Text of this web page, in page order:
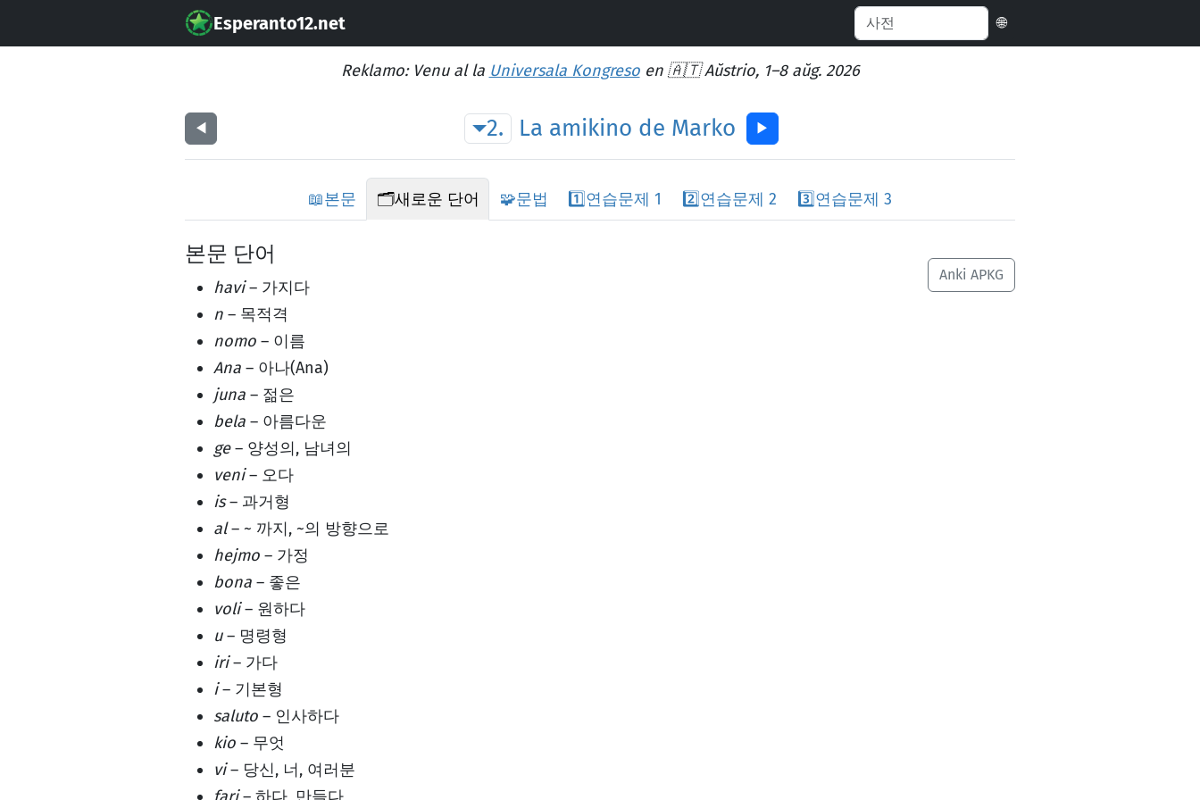
Esperanto12.net 🌐
Reklamo: Venu al la Universala Kongresoen 🇦🇹 Aŭstrio, 1–8 aŭg. 2026
◀︎ 2. La amikino de Marko ▶︎
📖본문 🗂️새로운 단어 🧩문법 1️⃣연습문제 1 2️⃣연습문제 2 3️⃣연습문제 3
Anki APKG
본문 단어
havi– 가지다
n – 목적격
nomo – 이름
Ana – 아나(Ana)
juna – 젊은
bela – 아름다운
ge– 양성의, 남녀의
veni– 오다
is– 과거형
al– ~ 까지, ~의 방향으로
hejmo – 가정
bona – 좋은
voli– 원하다
u– 명령형
iri– 가다
i– 기본형
saluto – 인사하다
kio – 무엇
vi– 당신, 너, 여러분